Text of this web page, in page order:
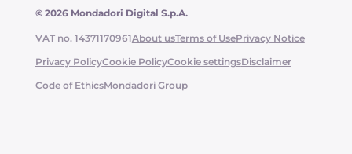
© 2026 Mondadori Digital S.p.A.
VAT no. 14371170961About usTerms of UsePrivacy Notice
Privacy PolicyCookie PolicyCookie settingsDisclaimer
Code of EthicsMondadori Group